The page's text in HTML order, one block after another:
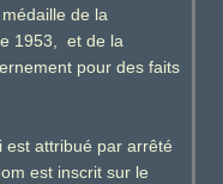
de la
1953, et de la
pour des faits
est attribué par arrêté
est inscrit sur le